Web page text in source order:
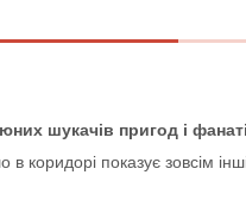
шукачів пригод і
показує зовсім